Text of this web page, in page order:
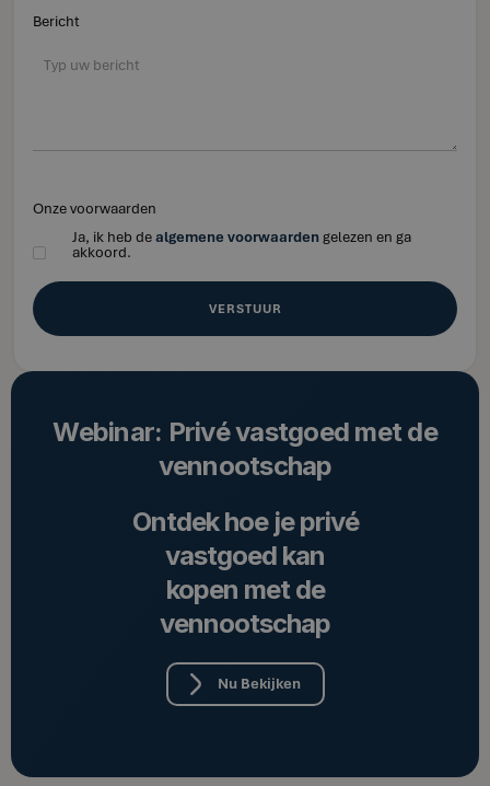
Bericht
Onze voorwaarden
Ja, ik heb dealgemene voorwaardengelezen en ga
akkoord.
Webinar: Privé vastgoed met de
vennootschap
Ontdek hoe je privé
vastgoed kan
kopen met de
vennootschap
Nu Bekijken